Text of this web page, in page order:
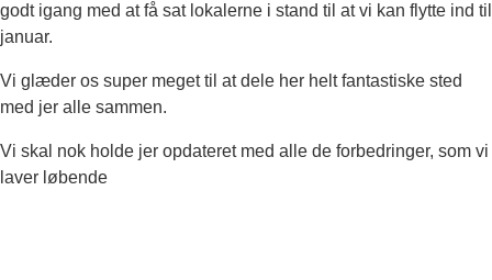
godt igang med at få sat lokalerne i stand til at vi kan flytte ind til
januar.
Vi glæder os super meget til at dele her helt fantastiske sted
med jer alle sammen.
Vi skal nok holde jer opdateret med alle de forbedringer, som vi
laver løbende